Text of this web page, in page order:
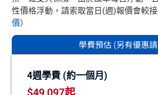
性價格浮動，請索取當日(週)報價會較
價）
學費預估 (另有優惠
4週學費 (約一個月)​
$49,097起